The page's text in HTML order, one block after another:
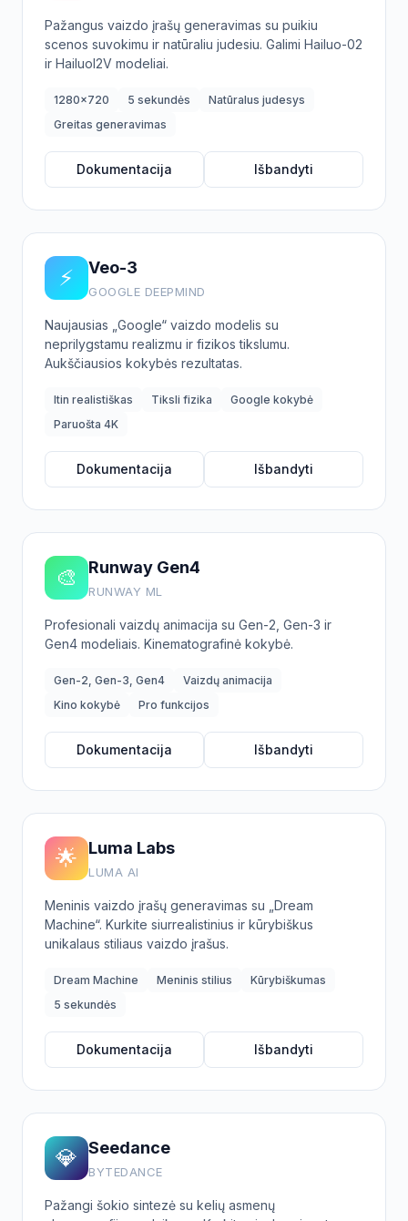
Pažangus vaizdo įrašų generavimas su puikiu
scenos suvokimu ir natūraliu judesiu. Galimi Hailuo-02
ir HailuoI2V modeliai.
1280x720 5 sekundės
Natūralus judesys
Greitas generavimas
Dokumentacija Išbandyti
⚡ Veo-3
GOOGLE DEEPMIND
Naujausias „Google“ vaizdo modelis su
neprilygstamu realizmu ir fizikos tikslumu.
Aukščiausios kokybės rezultatas.
Itin realistiškas Tiksli fizika
Google kokybė
Paruošta 4K
Dokumentacija Išbandyti
🎨 Runway Gen4
RUNWAY ML
Profesionali vaizdų animacija su Gen-2, Gen-3 ir
Gen4 modeliais. Kinematografinė kokybė.
Gen-2, Gen-3, Gen4
Vaizdų animacija
Kino kokybė
Pro funkcijos
Dokumentacija Išbandyti
🌟 Luma Labs
LUMA AI
Meninis vaizdo įrašų generavimas su „Dream
Machine“. Kurkite siurrealistinius ir kūrybiškus
unikalaus stiliaus vaizdo įrašus.
Dream Machine Meninis stilius
Kūrybiškumas
5 sekundės
Dokumentacija Išbandyti
💎 Seedance
BYTEDANCE
Pažangi šokio sintezė su kelių asmenų